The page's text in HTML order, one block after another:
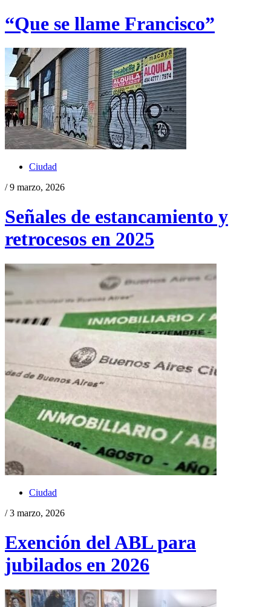
“Que se llame Francisco”
Ciudad
/ 9 marzo, 2026
Señales de estancamiento y
retrocesos en 2025
Ciudad
/ 3 marzo, 2026
Exención del ABL para
jubilados en 2026